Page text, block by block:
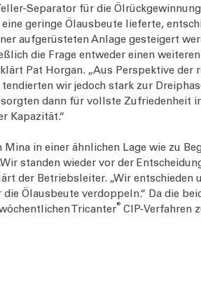
Separator für die
geringe Ölausbeute lieferte,
aufgerüsteten Anlage gesteigert
die Frage entweder einen
Pat Horgan. „Aus Perspektive
wir jedoch stark zur
sorgten dann für vollste Zufriedenheit
Kapazität.“
Mina in einer ähnlichen Lage wie zu
standen wieder vor der
der Betriebsleiter. „Wir
Ölausbeute verdoppeln.“ Da die
Tricanter® CIP-Verfahren